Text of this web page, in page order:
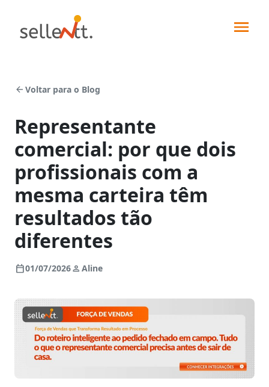
Soluções
Força
de
vendas
Digitais
Política
Comercial
Política
Segmentos
Indústrias
Integrações
integrados
Métodos
disponíveis
Outras
Blog
Indique
e
ganhe
arrow_back Voltar para o Blog
Representante
comercial: por que dois
profissionais com a
mesma carteira têm
resultados tão
diferentes
calendar_today01/07/2026person Aline